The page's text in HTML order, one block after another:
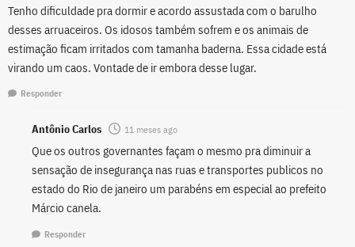
Tenho dificuldade pra dormir e acordo assustada com o barulho
desses arruaceiros. Os idosos também sofrem e os animais de
estimação ficam irritados com tamanha baderna. Essa cidade está
virando um caos. Vontade de ir embora desse lugar.
Responder
Antônio Carlos 11 meses ago
Que os outros governantes façam o mesmo pra diminuir a
sensação de insegurança nas ruas e transportes publicos no
estado do Rio de janeiro um parabéns em especial ao prefeito
Márcio canela.
Responder